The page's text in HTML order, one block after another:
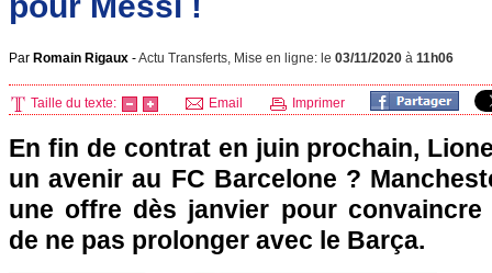
Par Romain Rigaux -Actu Transferts, Mise en ligne: le 03/11/2020 à 11h06
Taille du texte: Email Imprimer
En fin de contrat en juin prochain,
un avenir au FC Barcelone ?
une offre dès janvier pour convaincre
de ne pas prolonger avec le Barça.